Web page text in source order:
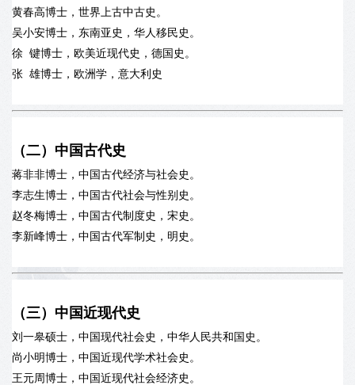
黄春高博士，世界上古中古史。
吴小安博士，东南亚史，华人移民史。
徐 键博士，欧美近现代史，德国史。
张 雄博士，欧洲学，意大利史
（二）中国古代史
蒋非非博士，中国古代经济与社会史。
李志生博士，中国古代社会与性别史。
赵冬梅博士，中国古代制度史，宋史。
李新峰博士，中国古代军制史，明史。
（三）中国近现代史
刘一皋硕士，中国现代社会史，中华人民共和国史。
尚小明博士，中国近现代学术社会史。
王元周博士，中国近现代社会经济史。